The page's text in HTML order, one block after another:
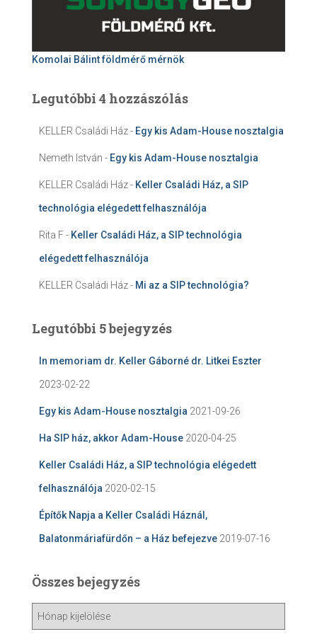
Komolai Bálint földmérő mérnök
Legutóbbi 4 hozzászólás
KELLER Családi Ház- Egy kis Adam-House nosztalgia
Nemeth István - Egy kis Adam-House nosztalgia
KELLER Családi Ház- Keller Családi Ház, a SIP
technológia elégedett felhasználója
Rita F- Keller Családi Ház, a SIP technológia
elégedett felhasználója
KELLER Családi Ház- Mi az a SIP technológia?
Legutóbbi 5 bejegyzés
In memoriam dr. Keller Gáborné dr. Litkei Eszter
2023-02-22
Egy kis Adam-House nosztalgia 2021-09-26
Ha SIP ház, akkor Adam-House 2020-04-25
Keller Családi Ház, a SIP technológia elégedett
felhasználója 2020-02-15
Építők Napja a Keller Családi Háznál,
Balatonmáriafürdőn – a Ház befejezve 2019-07-16
Összes bejegyzés